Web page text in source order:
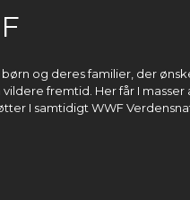
børn og deres familier, der
fremtid. Her får I masser
I samtidigt WWF